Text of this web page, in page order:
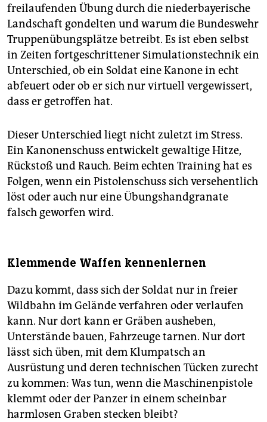
freilaufenden Übung durch die niederbayerische
Landschaft gondelten und warum die Bundeswehr
Truppenübungsplätze betreibt. Es ist eben selbst
in Zeiten fortgeschrittener Simulationstechnik ein
Unterschied, ob ein Soldat eine Kanone in echt
abfeuert oder ob er sich nur virtuell vergewissert,
dass er getroffen hat.
Dieser Unterschied liegt nicht zuletzt im Stress.
Ein Kanonenschuss entwickelt gewaltige Hitze,
Rückstoß und Rauch. Beim echten Training hat es
Folgen, wenn ein Pistolenschuss sich versehentlich
löst oder auch nur eine Übungshandgranate
falsch geworfen wird.
Klemmende Waffen kennenlernen
Dazu kommt, dass sich der Soldat nur in freier
Wildbahn im Gelände verfahren oder verlaufen
kann. Nur dort kann er Gräben ausheben,
Unterstände bauen, Fahrzeuge tarnen. Nur dort
lässt sich üben, mit dem Klumpatsch an
Ausrüstung und deren technischen Tücken zurecht
zu kommen: Was tun, wenn die Maschinenpistole
klemmt oder der Panzer in einem scheinbar
harmlosen Graben stecken bleibt?